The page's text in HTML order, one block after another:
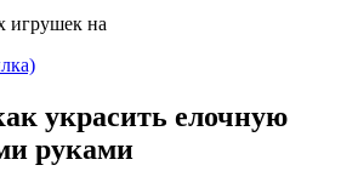
украсить елочную
руками